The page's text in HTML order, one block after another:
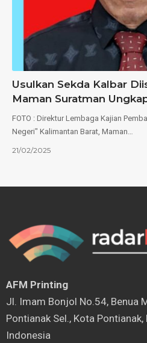
Usulkan Sekda Kalbar
Maman Suratman
FOTO : Direktur Lembaga Kajian
Negeri" Kalimantan Barat, Maman…
21/02/2025
AFM Printing
⁠Jl. Imam Bonjol No.54, Benua
Pontianak Sel., Kota
Indonesia